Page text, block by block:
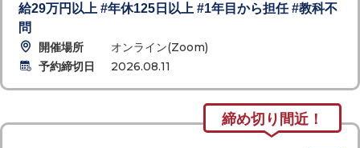
給29万円以上 #年休125日以上 #1年目から担任 #教科不
問
開催場所
オンライン(Zoom)
予約締切日
2026.08.11
締め切り間近！